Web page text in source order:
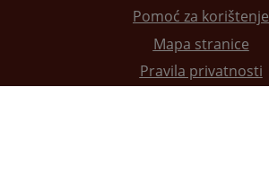
Pomoć za korištenje
Mapa stranice
Pravila privatnosti